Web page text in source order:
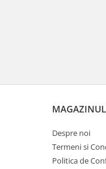
Despre noi
Termeni si
Politica de